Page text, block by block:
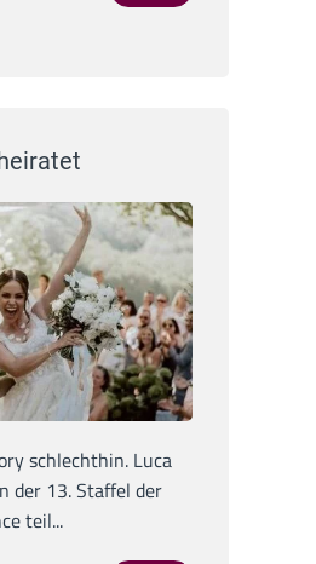
schlechthin. Luca
der 13. Staffel der
teil...